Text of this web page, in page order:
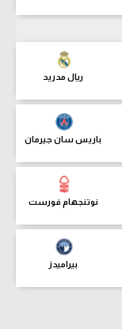
ريال مدريد
باريس سان جيرمان
نوتنجهام فورست
بيراميدز